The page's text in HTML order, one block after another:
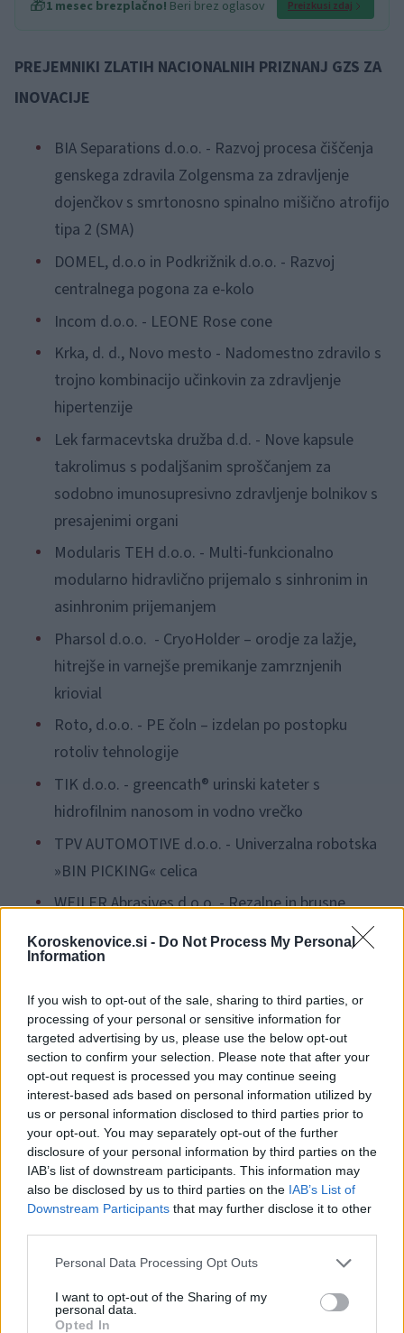
Koroskenovice.si - Do Not Process My Personal
Information
If you wish to opt-out of the sale, sharing to third parties, or
processing of your personal or sensitive information for
targeted advertising by us, please use the below opt-out
section to confirm your selection. Please note that after your
opt-out request is processed you may continue seeing
interest-based ads based on personal information utilized by
us or personal information disclosed to third parties prior to
your opt-out. You may separately opt-out of the further
disclosure of your personal information by third parties on the
IAB’s list of downstream participants. This information may
also be disclosed by us to third parties on the IAB’s List of
Downstream Participants that may further disclose it to other
Please note that this website/app uses one or more Google
not limited to your visit or usage behaviour. You may click to
grant or deny consent to Google and its third-party tags to
Personal Data Processing Opt Outs
I want to opt-out of the Sharing of my
personal data.
Opted In
🎁1 mesec brezplačno! Beri brez oglasov Preizkusi zdaj
PREJEMNIKI ZLATIH NACIONALNIH PRIZNANJ GZS ZA
INOVACIJE
BIA Separations d.o.o. - Razvoj procesa čiščenja
genskega zdravila Zolgensma za zdravljenje
dojenčkov s smrtonosno spinalno mišično atrofijo
tipa 2 (SMA)
DOMEL, d.o.o in Podkrižnik d.o.o. - Razvoj
centralnega pogona za e-kolo
Incom d.o.o. - LEONE Rose cone
Krka, d. d., Novo mesto - Nadomestno zdravilo s
trojno kombinacijo učinkovin za zdravljenje
hipertenzije
Lek farmacevtska družba d.d. - Nove kapsule
takrolimus s podaljšanim sproščanjem za
sodobno imunosupresivno zdravljenje bolnikov s
presajenimi organi
Modularis TEH d.o.o. - Multi-funkcionalno
modularno hidravlično prijemalo s sinhronim in
asinhronim prijemanjem
Pharsol d.o.o. - CryoHolder – orodje za lažje,
hitrejše in varnejše premikanje zamrznjenih
kriovial
Roto, d.o.o. - PE čoln – izdelan po postopku
rotoliv tehnologije
TIK d.o.o. - greencath® urinski kateter s
hidrofilnim nanosom in vodno vrečko
TPV AUTOMOTIVE d.o.o. - Univerzalna robotska
»BIN PICKING« celica
WEILER Abrasives d.o.o. - Rezalne in brusne
plošče za ultimativni sistem hitre menjave X-lock
1 / 3
PREJEMNIKI POSEBNIH NACIONALNIH PRIZNANJ ZA
MLADO PODJETJE
Deltahub, d.o.o. - Carpio – resnično ergonomski
podstavek za zapestje
GO4GOAL, d.o.o. - Inteligentno zasnovane
športne nogavice GO4GOAL
PREJEMNIK POSEBNEGA NACIONALNEGA PRIZNANJA